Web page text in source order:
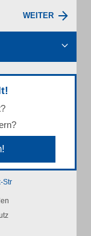
WEITER
Str